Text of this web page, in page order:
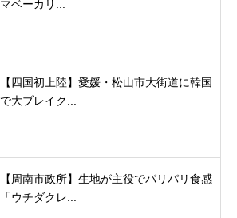
マベーカリ...
【四国初上陸】愛媛・松山市大街道に韓国
で大ブレイク...
【周南市政所】生地が主役でパリパリ食感
「ウチダクレ...